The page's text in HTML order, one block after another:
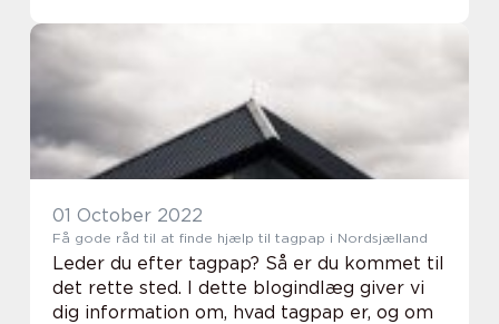
01 October 2022
Få gode råd til at finde hjælp til tagpap i Nordsjælland
Leder du efter tagpap? Så er du kommet til
det rette sted. I dette blogindlæg giver vi
dig information om, hvad tagpap er, og om